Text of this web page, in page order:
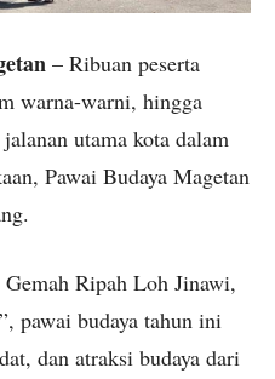
– Ribuan peserta
warna-warni, hingga
utama kota dalam
Pawai Budaya Magetan
Ripah Loh Jinawi,
pawai budaya tahun ini
dan atraksi budaya dari